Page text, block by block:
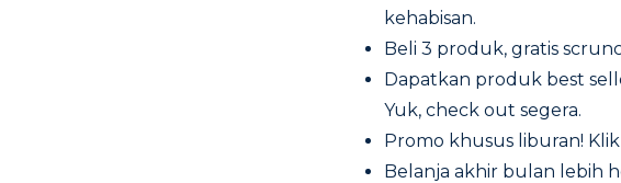
kehabisan.
Beli 3 produk, gratis
Dapatkan produk best
Yuk, check out segera.
Promo khusus liburan!
Belanja akhir bulan lebih